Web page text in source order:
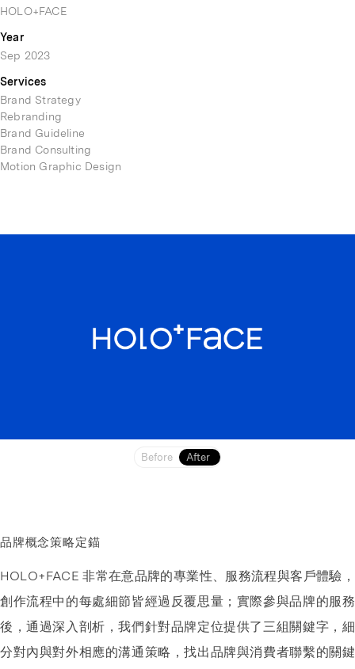
HOLO+FACE
Year
Sep 2023
Services
Brand Strategy
Rebranding
Brand Guideline
Brand Consulting
Motion Graphic Design
Before After
品牌概念策略定錨
HOLO+FACE 非常在意品牌的專業性、服務流程與客戶體驗，
創作流程中的每處細節皆經過反覆思量；實際參與品牌的服務
後，通過深入剖析，我們針對品牌定位提供了三組關鍵字，細
分對內與對外相應的溝通策略，找出品牌與消費者聯繫的關鍵